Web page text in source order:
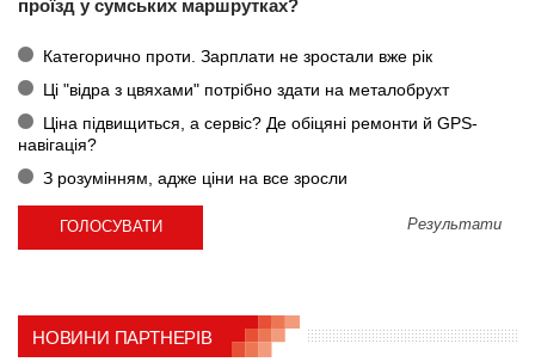
проїзд у сумських маршрутках?
Категорично проти. Зарплати не зростали вже рік
Ці "відра з цвяхами" потрібно здати на металобрухт
Ціна підвищиться, а сервіс? Де обіцяні ремонти й GPS-
навігація?
З розумінням, адже ціни на все зросли
Результати
НОВИНИ ПАРТНЕРІВ